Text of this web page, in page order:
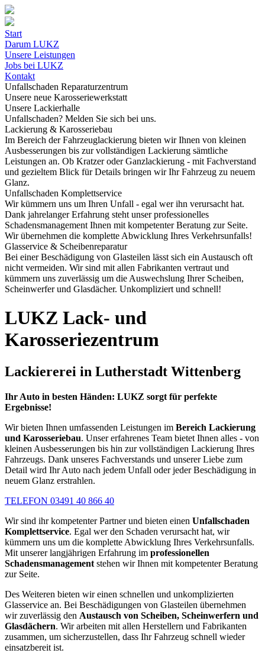
Start
Darum LUKZ
Unsere Leistungen
Jobs bei LUKZ
Kontakt
Unfallschaden Reparaturzentrum
Unsere neue Karosseriewerkstatt
Unsere Lackierhalle
Unfallschaden? Melden Sie sich bei uns.
Lackierung & Karosseriebau
Im Bereich der Fahrzeuglackierung bieten wir Ihnen von kleinen
Ausbesserungen bis zur vollständigen Lackierung sämtliche
Leistungen an. Ob Kratzer oder Ganzlackierung - mit Fachverstand
und gezieltem Blick für Details bringen wir Ihr Fahrzeug zu neuem
Glanz.
Unfallschaden Komplettservice
Wir kümmern uns um Ihren Unfall - egal wer ihn verursacht hat.
Dank jahrelanger Erfahrung steht unser professionelles
Schadensmanagement Ihnen mit kompetenter Beratung zur Seite.
Wir übernehmen die komplette Abwicklung Ihres Verkehrsunfalls!
Glasservice & Scheibenreparatur
Bei einer Beschädigung von Glasteilen lässt sich ein Austausch oft
nicht vermeiden. Wir sind mit allen Fabrikanten vertraut und
kümmern uns zuverlässig um die Auswechslung Ihrer Scheiben,
Scheinwerfer und Glasdächer. Unkompliziert und schnell!
LUKZ Lack- und
Karosseriezentrum
Lackiererei in Lutherstadt Wittenberg
Ihr Auto in besten Händen: LUKZ sorgt für perfekte
Ergebnisse!
Wir bieten Ihnen umfassenden Leistungen im Bereich Lackierung
und Karosseriebau. Unser erfahrenes Team bietet Ihnen alles - von
kleinen Ausbesserungen bis hin zur vollständigen Lackierung Ihres
Fahrzeugs. Dank unseres Fachverstands und unserer Liebe zum
Detail wird Ihr Auto nach jedem Unfall oder jeder Beschädigung in
neuem Glanz erstrahlen.
TELEFON 03491 40 866 40
Wir sind ihr kompetenter Partner und bieten einen Unfallschaden
Komplettservice. Egal wer den Schaden verursacht hat, wir
kümmern uns um die komplette Abwicklung Ihres Verkehrsunfalls.
Mit unserer langjährigen Erfahrung im professionellen
Schadensmanagement stehen wir Ihnen mit kompetenter Beratung
zur Seite.
Des Weiteren bieten wir einen schnellen und unkomplizierten
Glasservice an. Bei Beschädigungen von Glasteilen übernehmen
wir zuverlässig den Austausch von Scheiben, Scheinwerfern und
Glasdächern. Wir arbeiten mit allen Herstellern und Fabrikanten
zusammen, um sicherzustellen, dass Ihr Fahrzeug schnell wieder
einsatzbereit ist.